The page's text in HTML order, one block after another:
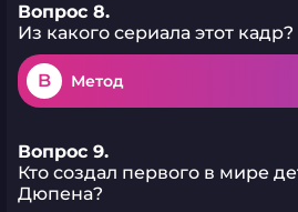
Вопрос 8.
Из какого сериала этот кадр?
B Метод
Вопрос 9.
Кто создал первого в мире
Дюпена?